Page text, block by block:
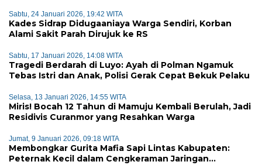
Sabtu, 24 Januari 2026, 19:42 WITA
Kades Sidrap Didugaaniaya Warga Sendiri, Korban
Alami Sakit Parah Dirujuk ke RS
Sabtu, 17 Januari 2026, 14:08 WITA
Tragedi Berdarah di Luyo: Ayah di Polman Ngamuk
Tebas Istri dan Anak, Polisi Gerak Cepat Bekuk Pelaku
Selasa, 13 Januari 2026, 14:55 WITA
Miris! Bocah 12 Tahun di Mamuju Kembali Berulah, Jadi
Residivis Curanmor yang Resahkan Warga
Jumat, 9 Januari 2026, 09:18 WITA
Membongkar Gurita Mafia Sapi Lintas Kabupaten:
Peternak Kecil dalam Cengkeraman Jaringan